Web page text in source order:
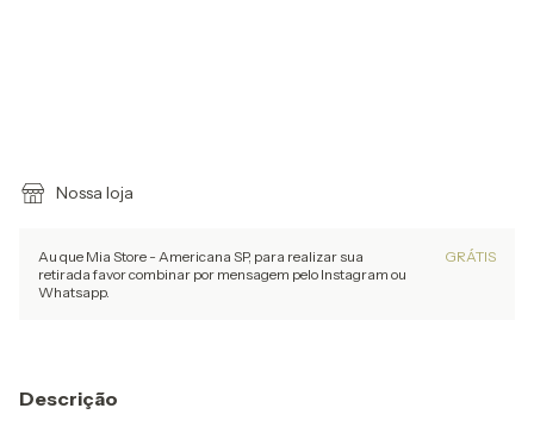
Nossa loja
Au que Mia Store - Americana SP, para realizar sua
retirada favor combinar por mensagem pelo Instagram ou
Whatsapp.
GRÁTIS
Descrição